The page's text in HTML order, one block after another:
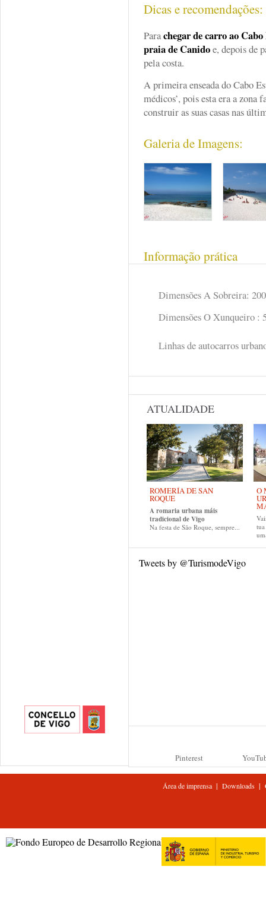
Dicas e
Parachegar de carro ao
praia de Canidoe, depois de
pela costa.
A primeira enseada do Cabo
médicos’, pois esta era a zona
construir as suas casas nas
Galeria de Imagens:
Informação prática
Dimensões A Sobreira:
Dimensões O Xunqueiro :
Linhas de autocarros
ATUALIDADE
ROMERÍA DE SAN
ROQUE
A romaria urbana máis
tradicional de Vigo
Na festa de São Roque, sempre...
O
Tweets by @TurismodeVigo
Pinterest
Área de imprensa| Downloads|